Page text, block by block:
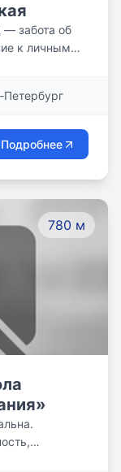
— забота об
к личным
Петербург
Подробнее
780 м